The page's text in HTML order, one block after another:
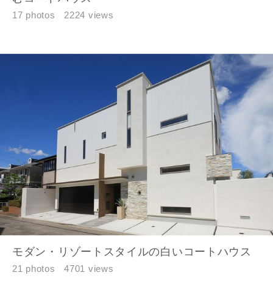
17 photos 2224 views
モダン・リゾートスタイルの白いコートハウス
21 photos 4701 views